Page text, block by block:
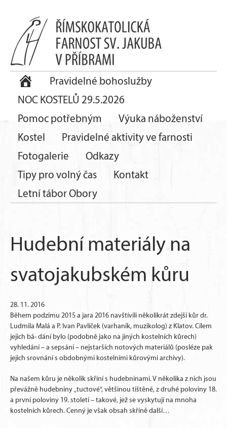
Pravidelné bohoslužby
NOC KOSTELŮ 29.5.2026
Pomoc potřebným
Výuka náboženství
Kostel
Pravidelné aktivity ve farnosti
Fotogalerie
Odkazy
Tipy pro volný čas
Kontakt
Letní tábor Obory
Hudební materiály na
svatojakubském kůru
28. 11. 2016
Během podzimu 2015 a jara 2016 navštívili několikrát zdejší kůr dr.
Ludmila Malá a P. Ivan Pavlíček (varhaník, muzikolog) z Klatov. Cílem
jejich bá- dání bylo (podobně jako na jiných kostelních kůrech)
vyhledání – a sepsání – nejstarších notových materiálů (posléze pak
jejich srovnání s obdobnými kostelními kůrovými archivy).
Na našem kůru je několik skříní s hudebninami. V několika z nich jsou
převážně hudebniny „tuctové“, většinou tištěné, z druhé poloviny 18.
a první poloviny 19. století – takové, jež se vyskytují na mnoha
kostelních kůrech. Cenný je však obsah skříně další…